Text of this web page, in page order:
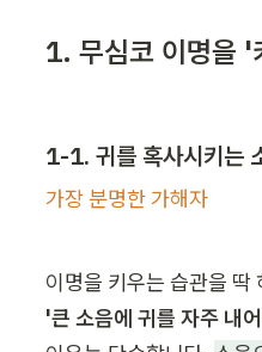
1. 무심코 이명을 '
1-1. 귀를 혹사시키는
가장 분명한 가해자
'큰 소음에 귀를 자주 내